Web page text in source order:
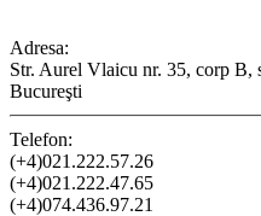
Adresa:
Str. Aurel Vlaicu nr. 35, corp B,
Bucureşti
Telefon:
(+4)021.222.57.26
(+4)021.222.47.65
(+4)074.436.97.21